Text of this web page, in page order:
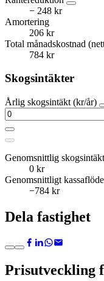
− 248 kr
Amortering
206 kr
Total månadskostnad
784 kr
Skogsintäkter
Årlig skogsintäkt (kr/år)
Genomsnittlig
0 kr
Genomsnittligt
−784 kr
Dela fastighet
Prisutveckling